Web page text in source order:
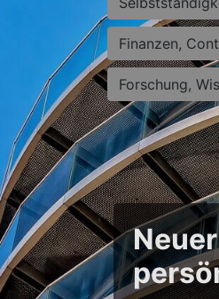
Finanzen,
Forschung,